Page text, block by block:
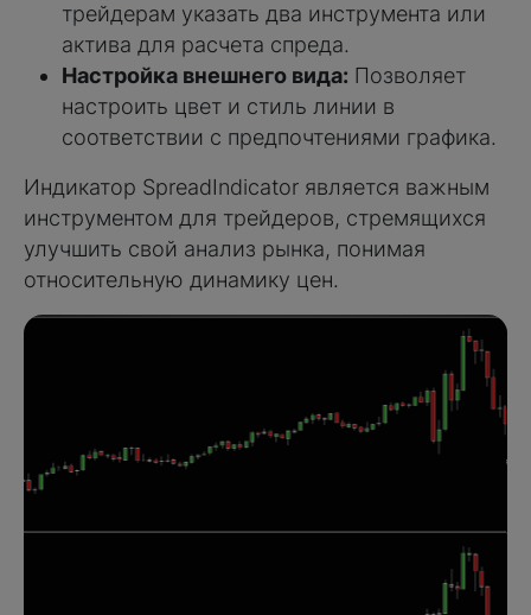
трейдерам указать два инструмента или
актива для расчета спреда.
Настройка внешнего вида: Позволяет
настроить цвет и стиль линии в
соответствии с предпочтениями графика.
Индикатор SpreadIndicator является важным
инструментом для трейдеров, стремящихся
улучшить свой анализ рынка, понимая
относительную динамику цен.